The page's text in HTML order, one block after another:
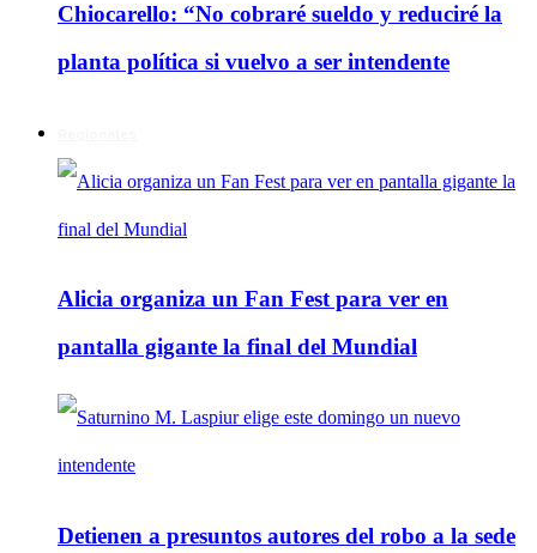
Chiocarello: “No cobraré sueldo y reduciré la
planta política si vuelvo a ser intendente
Alicia organiza un Fan Fest para ver en
pantalla gigante la final del Mundial
Detienen a presuntos autores del robo a la sede